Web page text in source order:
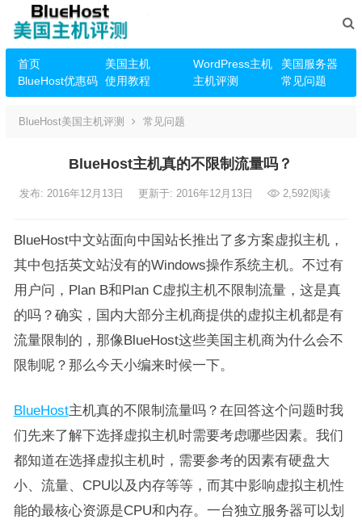
首页 美国主机 WordPress主机
美国服务器
BlueHost优惠码
使用教程 主机评测 常见问题
BlueHost美国主机评测 常见问题
BlueHost主机真的不限制流量吗？
发布: 2016年12月13日 更新于: 2016年12月13日 2,592阅读
BlueHost中文站面向中国站长推出了多方案虚拟主机，
其中包括英文站没有的Windows操作系统主机。不过有
用户问，Plan B和Plan C虚拟主机不限制流量，这是真
的吗？确实，国内大部分主机商提供的虚拟主机都是有
流量限制的，那像BlueHost这些美国主机商为什么会不
限制呢？那么今天小编来时候一下。
BlueHost主机真的不限制流量吗？在回答这个问题时我
们先来了解下选择虚拟主机时需要考虑哪些因素。我们
都知道在选择虚拟主机时，需要参考的因素有硬盘大
小、流量、CPU以及内存等等，而其中影响虚拟主机性
能的最核心资源是CPU和内存。一台独立服务器可以划